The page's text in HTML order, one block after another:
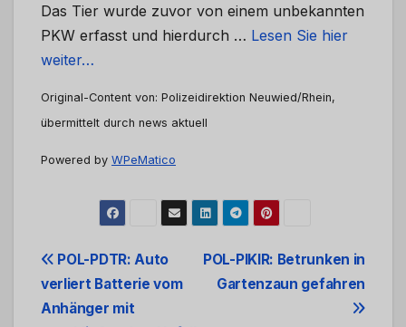
Das Tier wurde zuvor von einem unbekannten
PKW erfasst und hierdurch … Lesen Sie hier
weiter…
Original-Content von: Polizeidirektion Neuwied/Rhein,
übermittelt durch news aktuell
Powered by WPeMatico
Beitrags-
Navigation
POL-PIKIR: Betrunken in
Gartenzaun gefahren
POL-PDTR: Auto
verliert Batterie vom
Anhänger mit